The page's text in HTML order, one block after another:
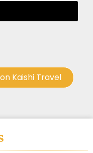
Kaishi Travel